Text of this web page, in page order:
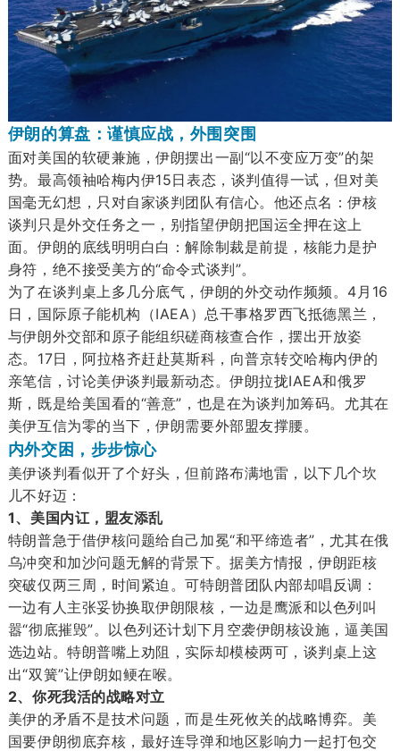
伊朗的算盘：谨慎应战，外围突围
面对美国的软硬兼施，伊朗摆出一副“以不变应万变”的架
势。最高领袖哈梅内伊15日表态，谈判值得一试，但对美
国毫无幻想，只对自家谈判团队有信心。他还点名：伊核
谈判只是外交任务之一，别指望伊朗把国运全押在这上
面。伊朗的底线明明白白：解除制裁是前提，核能力是护
身符，绝不接受美方的“命令式谈判”。
为了在谈判桌上多几分底气，伊朗的外交动作频频。4月16
日，国际原子能机构（IAEA）总干事格罗西飞抵德黑兰，
与伊朗外交部和原子能组织磋商核查合作，摆出开放姿
态。17日，阿拉格齐赶赴莫斯科，向普京转交哈梅内伊的
亲笔信，讨论美伊谈判最新动态。伊朗拉拢IAEA和俄罗
斯，既是给美国看的“善意”，也是在为谈判加筹码。尤其在
美伊互信为零的当下，伊朗需要外部盟友撑腰。
内外交困，步步惊心
美伊谈判看似开了个好头，但前路布满地雷，以下几个坎
儿不好迈：
1、美国内讧，盟友添乱
特朗普急于借伊核问题给自己加冕“和平缔造者”，尤其在俄
乌冲突和加沙问题无解的背景下。据美方情报，伊朗距核
突破仅两三周，时间紧迫。可特朗普团队内部却唱反调：
一边有人主张妥协换取伊朗限核，一边是鹰派和以色列叫
嚣“彻底摧毁”。以色列还计划下月空袭伊朗核设施，逼美国
选边站。特朗普嘴上劝阻，实际却模棱两可，谈判桌上这
出“双簧”让伊朗如鲠在喉。
2、你死我活的战略对立
美伊的矛盾不是技术问题，而是生死攸关的战略博弈。美
国要伊朗彻底弃核，最好连导弹和地区影响力一起打包交